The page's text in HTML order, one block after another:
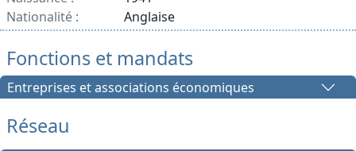
Nationalité :
Anglaise
Fonctions et mandats
Entreprises et associations économiques
Réseau